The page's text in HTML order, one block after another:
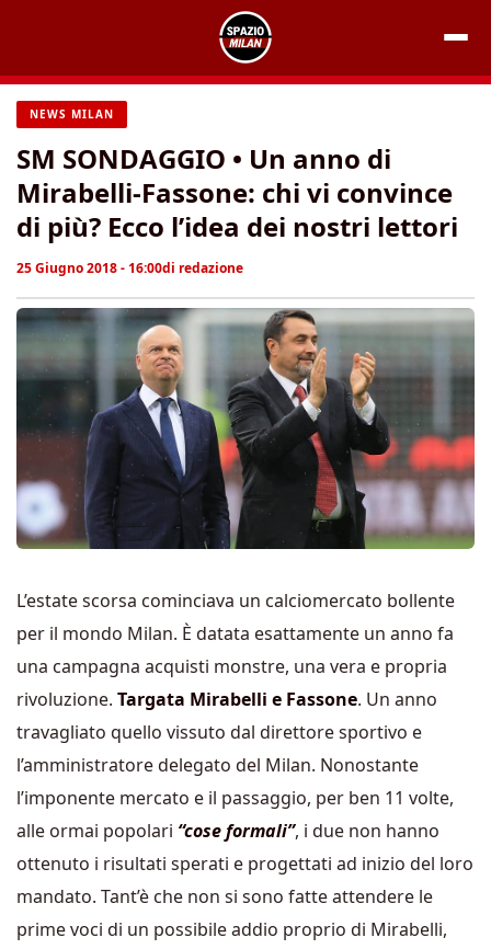
contenuto
NEWS MILAN
SM SONDAGGIO • Un anno di
Mirabelli-Fassone: chi vi convince
di più? Ecco l’idea dei nostri lettori
25 Giugno 2018 - 16:00di redazione
L’estate scorsa cominciava un calciomercato bollente
per il mondo Milan. È datata esattamente un anno fa
una campagna acquisti monstre, una vera e propria
rivoluzione. Targata Mirabelli e Fassone. Un anno
travagliato quello vissuto dal direttore sportivo e
l’amministratore delegato del Milan. Nonostante
l’imponente mercato e il passaggio, per ben 11 volte,
alle ormai popolari “cose formali”, i due non hanno
ottenuto i risultati sperati e progettati ad inizio del loro
mandato. Tant’è che non si sono fatte attendere le
prime voci di un possibile addio proprio di Mirabelli,